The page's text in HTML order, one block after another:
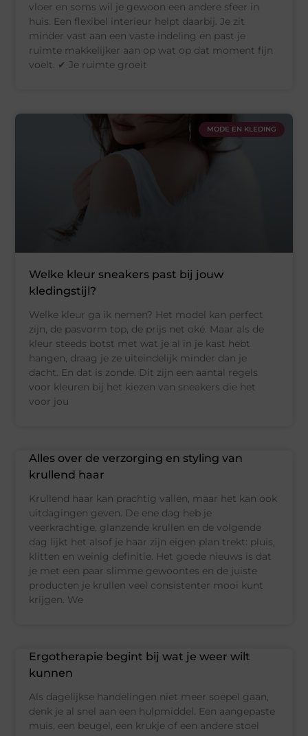
vloer en soms wil je gewoon een andere sfeer in
huis. Een flexibel interieur helpt daarbij. Je zit
minder vast aan een vaste indeling en past je
ruimte makkelijker aan op wat op dat moment fijn
voelt. ✔ Je ruimte groeit
MODE EN KLEDING
Welke kleur sneakers past bij jouw
kledingstijl?
Welke kleur ga ik nemen? Het model kan perfect
zijn, de pasvorm top, de prijs net oké. Maar als de
kleur steeds botst met wat je al in je kast hebt
hangen, draag je ze uiteindelijk minder dan je
dacht. En dat is zonde. Dit zijn een aantal regels
voor kleuren bij het kiezen van sneakers die het
voor jou
Alles over de verzorging en styling van
krullend haar
Krullend haar kan prachtig vallen, maar het kan ook
uitdagingen geven. De ene dag heb je
veerkrachtige, glanzende krullen en de volgende
dag lijkt het alsof je haar zijn eigen plan trekt: pluis,
klitten en weinig definitie. Het goede nieuws is dat
je met een paar slimme gewoontes en de juiste
producten je krullen veel consistenter mooi kunt
krijgen. We
Ergotherapie begint bij wat je weer wilt
kunnen
Als dagelijkse handelingen niet meer soepel gaan,
denk je al snel aan een hulpmiddel. Een aangepaste
muis, een beugel, een krukje of een andere stoel